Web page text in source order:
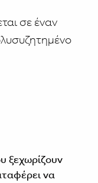
σε έναν
ξεχωρίζουν
να